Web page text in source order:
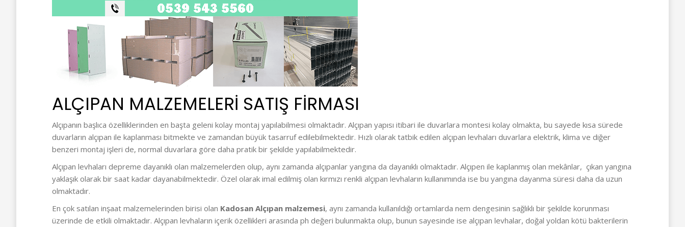
ALÇIPAN MALZEMELERI SATIŞ FİRMASI
Alçıpanın başlıca özelliklerinden en başta geleni kolay montaj yapılabilmesi olmaktadır. Alçıpan yapısı itibari ile duvarlara montesi kolay olmakta, bu sayede kısa sürede
duvarların alçıpan ile kaplanması bitmekte ve zamandan büyük tasarruf edilebilmektedir. Hızlı olarak tatbik edilen alçıpan levhaları duvarlara elektrik, klima ve diğer
benzeri montaj işleri de, normal duvarlara göre daha pratik bir şekilde yapılabilmektedir.
Alçıpan levhaları depreme dayanıklı olan malzemelerden olup, aynı zamanda alçıpanlar yangına da dayanıklı olmaktadır. Alçıpen ile kaplanmış olan mekânlar, çıkan yangına
yaklaşık olarak bir saat kadar dayanabilmektedir. Özel olarak imal edilmiş olan kırmızı renkli alçıpan levhaların kullanımında ise bu yangına dayanma süresi daha da uzun
olmaktadır.
En çok satılan inşaat malzemelerinden birisi olan Kadosan Alçıpan malzemesi, aynı zamanda kullanıldığı ortamlarda nem dengesinin sağlıklı bir şekilde korunması
üzerinde de etkili olmaktadır. Alçıpan levhaların içerik özellikleri arasında ph değeri bulunmakta olup, bunun sayesinde ise alçıpan levhalar, doğal yoldan kötü bakterilerin